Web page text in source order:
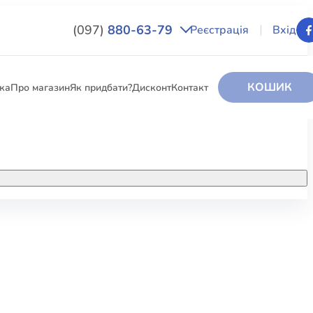
(097) 880-63-79 Реєстрація Вхід
Про магазинЯк придбати?ДисконтКонтакт КОШИК